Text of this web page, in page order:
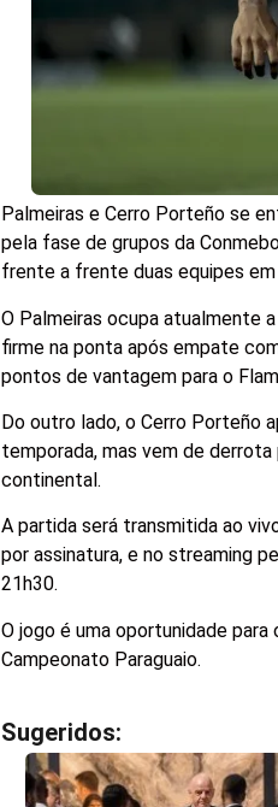
Palmeiras e Cerro Porteño se
pela fase de grupos da
frente a frente duas equipes
O Palmeiras ocupa atualmente
firme na ponta após empate
pontos de vantagem para o
Do outro lado, o Cerro Porteño
temporada, mas vem de
continental.
A partida será transmitida ao
por assinatura, e no streaming
21h30.
O jogo é uma oportunidade
Campeonato Paraguaio.
Sugeridos: